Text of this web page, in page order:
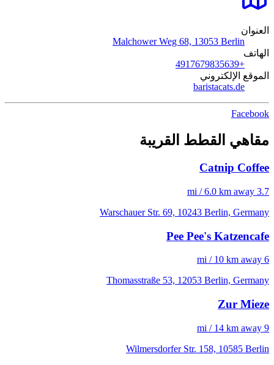
العنوان
Malchower Weg 68, 13053 Berlin
الهاتف
+4917679835639
الموقع الإلكتروني
baristacats.de
Facebook
مقاهي القطط القريبة
Catnip Coffee
3.7 mi / 6.0 km away
Warschauer Str. 69, 10243 Berlin, Germany
Pee Pee's Katzencafe
6 mi / 10 km away
Thomasstraße 53, 12053 Berlin, Germany
Zur Mieze
9 mi / 14 km away
Wilmersdorfer Str. 158, 10585 Berlin